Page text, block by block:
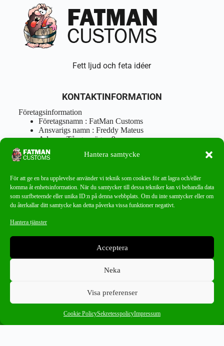
Hantera samtycke
För att ge en bra upplevelse använder vi teknik som cookies för att lagra och/eller
komma åt enhetsinformation. När du samtycker till dessa tekniker kan vi behandla data
som surfbeteende eller unika ID:n på denna webbplats. Om du inte samtycker eller om
du återkallar ditt samtycke kan detta påverka vissa funktioner negativt.
Hantera tjänster
Acceptera
Neka
Visa preferenser
Cookie PolicySekretesspolicyImpressum
Fett ljud och feta idéer
KONTAKTINFORMATION
Företagsinformation
Företagsnamn : FatMan Customs
Ansvarigs namn : Freddy Mateus
Adress : Tångenvägen 9
Postnr : 417 46 Göteborg
Tel : 0762919666
info@fatmancustoms.se
Mån – Fre 10:00 – 18:00
Lör -11:00 – 15:00
Missa aldrig ett bra erbjudande!
13-18 F15